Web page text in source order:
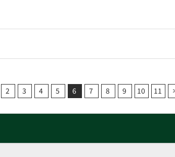
2 3 4 5 6 7 8 9 10 11